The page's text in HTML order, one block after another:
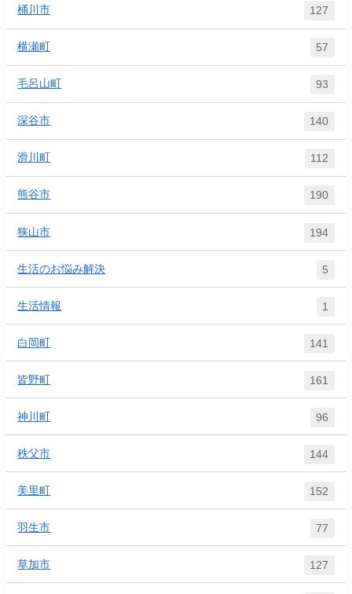
桶川市 127
横瀬町 57
毛呂山町 93
深谷市 140
滑川町 112
熊谷市 190
狭山市 194
生活のお悩み解決 5
生活情報 1
白岡町 141
皆野町 161
神川町 96
秩父市 144
美里町 152
羽生市 77
草加市 127